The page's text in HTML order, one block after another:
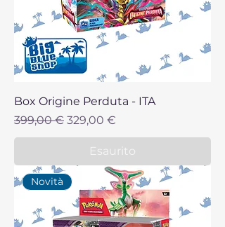
Box Origine Perduta - ITA
Prezzo regolare
399,00 € Prezzo scontato
329,00 €
Esaurito
Novità